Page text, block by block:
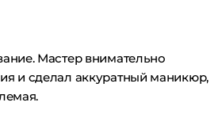
Мастер внимательно
и сделал аккуратный маникюр,